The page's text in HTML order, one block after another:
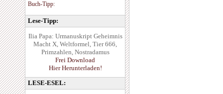
Buch-Tipp:
Lese-Tipp:
Ilia Papa: Urmanuskript Geheimnis
Macht X, Weltformel, Tier 666,
Primzahlen, Nostradamus
Frei Download
Hier Herunterladen!
LESE-ESEL: